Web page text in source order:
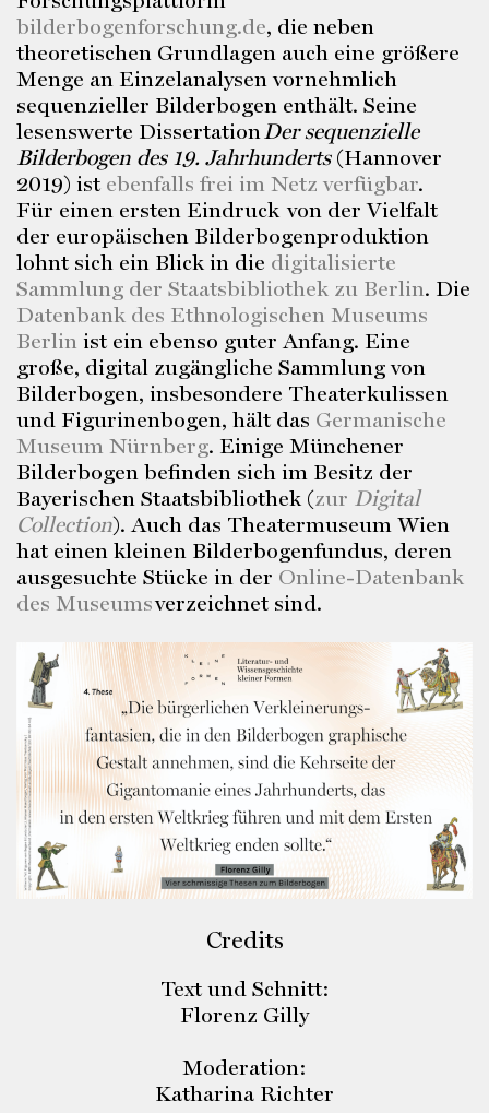
bilderbogenforschung.de, die neben
theoretischen Grundlagen auch eine größere
Menge an Einzelanalysen vornehmlich
sequenzieller Bilderbogen enthält. Seine
lesenswerte DissertationDer sequenzielle
Bilderbogen des 19. Jahrhunderts (Hannover
2019) ist ebenfalls frei im Netz verfügbar.
Für einen ersten Eindruck von der Vielfalt
der europäischen Bilderbogenproduktion
lohnt sich ein Blick in die digitalisierte
Sammlung der Staatsbibliothek zu Berlin. Die
Datenbank des Ethnologischen Museums
Berlin ist ein ebenso guter Anfang. Eine
große, digital zugängliche Sammlung von
Bilderbogen, insbesondere Theaterkulissen
und Figurinenbogen, hält das Germanische
Museum Nürnberg. Einige Münchener
Bilderbogen befinden sich im Besitz der
Bayerischen Staatsbibliothek (zur Digital
Collection). Auch das Theatermuseum Wien
hat einen kleinen Bilderbogenfundus, deren
ausgesuchte Stücke in der Online-Datenbank
des Museumsverzeichnet sind.
Credits
Text und Schnitt:
Florenz Gilly
Moderation:
Katharina Richter